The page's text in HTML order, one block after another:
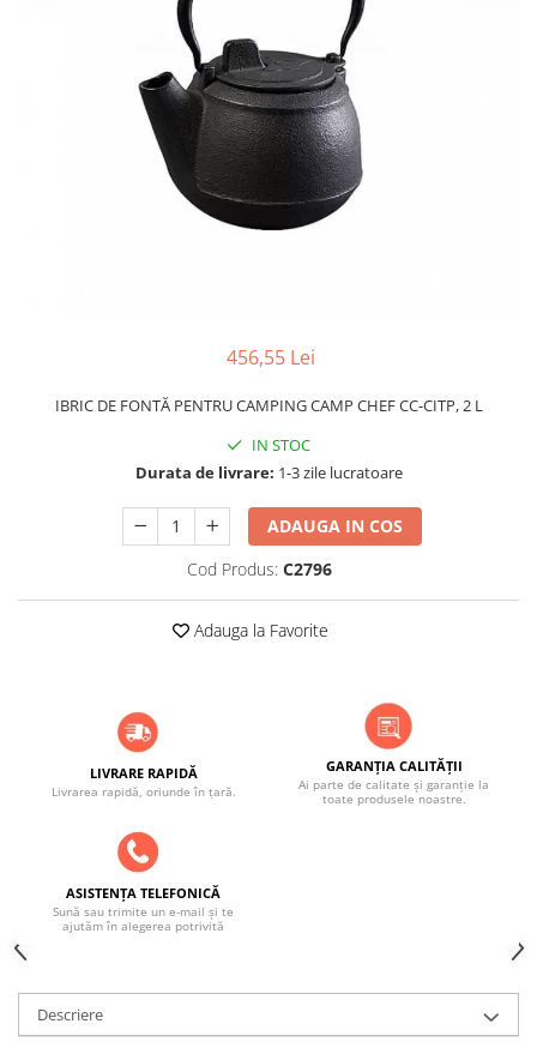
456,55 Lei
IBRIC DE FONTĂ PENTRU CAMPING CAMP CHEF CC-CITP, 2 L
IN STOC
Durata de livrare: 1-3 zile lucratoare
ADAUGA IN COS
Cod Produs: C2796
Adauga la Favorite
LIVRARE RAPIDĂ
Livrarea rapidă, oriunde în țară.
GARANȚIA CALITĂȚII
Ai parte de calitate și garanție la
toate produsele noastre.
ASISTENȚA TELEFONICĂ
Sună sau trimite un e-mail și te
ajutăm în alegerea potrivită
Descriere